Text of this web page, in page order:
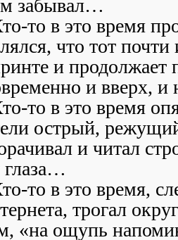
забывал…
то в это время
что тот почти
и продолжает
и вверх,
то в это время
острый,
и читал
глаза…
то в это время,
трогал
«на ощупь